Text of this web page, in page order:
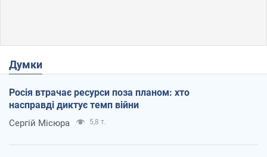
Думки
Росія втрачає ресурси поза планом: хто
насправді диктує темп війни
Сергій Місюра 5,8 т.